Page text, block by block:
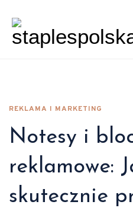
REKLAMA I MARKETING
Notesy i
reklamowe:
skutecznie